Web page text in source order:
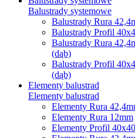
Balustrady systemowe
Balustrady Rura
Balustrady Profil
Balustrady Rura
(dąb)
Balustrady Profil
(dąb)
Elementy balustrad
Elementy balustrad
Elementy Rura
Elementy Rura 12mm
Elementy Profil